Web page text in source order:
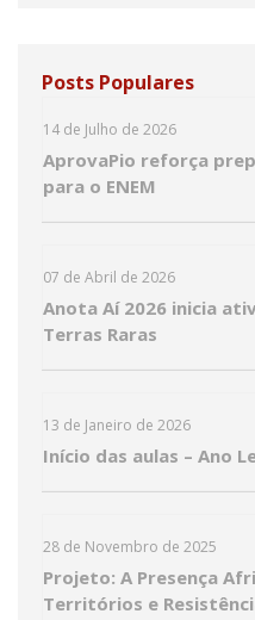
Posts Populares
14 de Julho de 2026
AprovaPio reforça
para o ENEM
07 de Abril de 2026
Anota Aí 2026 inicia
Terras Raras
13 de Janeiro de 2026
Início das aulas – Ano
28 de Novembro de 2025
Projeto: A Presença
Territórios e